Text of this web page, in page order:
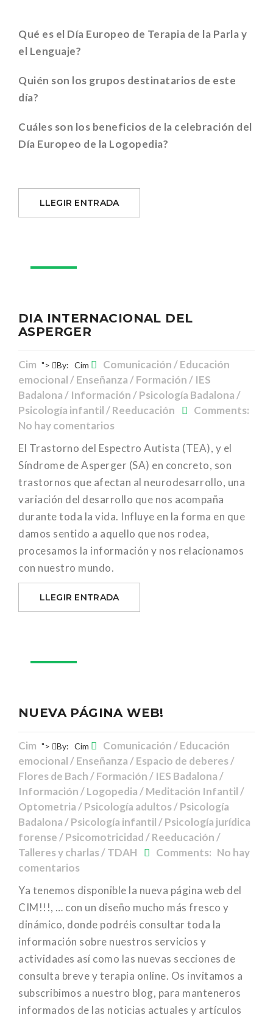
Qué es el Día Europeo de Terapia de la Parla y
el Lenguaje?
Quién son los grupos destinatarios de este
día?
Cuáles son los beneficios de la celebración del
Día Europeo de la Logopedia?
LLEGIR ENTRADA
DIA INTERNACIONAL DEL
ASPERGER
Cim "> By: Cim
Comunicación / Educación
emocional / Enseñanza / Formación / IES
Badalona / Información / Psicología Badalona /
Psicología infantil / Reeducación
Comments:
No hay comentarios
El Trastorno del Espectro Autista (TEA), y el
Síndrome de Asperger (SA) en concreto, son
trastornos que afectan al neurodesarrollo, una
variación del desarrollo que nos acompaña
durante toda la vida. Influye en la forma en que
damos sentido a aquello que nos rodea,
procesamos la información y nos relacionamos
con nuestro mundo.
LLEGIR ENTRADA
NUEVA PÁGINA WEB!
Cim "> By: Cim
Comunicación / Educación
emocional / Enseñanza / Espacio de deberes /
Flores de Bach / Formación / IES Badalona /
Información / Logopedia / Meditación Infantil /
Optometria / Psicología adultos / Psicología
Badalona / Psicología infantil / Psicología jurídica
forense / Psicomotricidad / Reeducación /
Talleres y charlas / TDAH
Comments: No hay
comentarios
Ya tenemos disponible la nueva página web del
CIM!!!, … con un diseño mucho más fresco y
dinámico, donde podréis consultar toda la
información sobre nuestros servicios y
actividades así como las nuevas secciones de
consulta breve y terapia online. Os invitamos a
subscribimos a nuestro blog, para manteneros
informados de las noticias actuales y artículos